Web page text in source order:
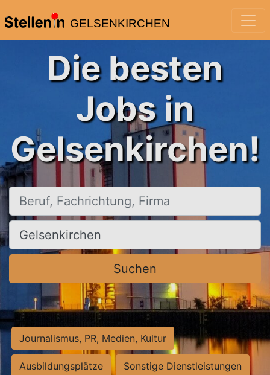
GELSENKIRCHEN
Die besten
Jobs in
Gelsenkirchen!
Beruf, Fachrichtung, Firma
Ort, Stadt
Suchen
Journalismus, PR, Medien, Kultur
Ausbildungsplätze Sonstige Dienstleistungen